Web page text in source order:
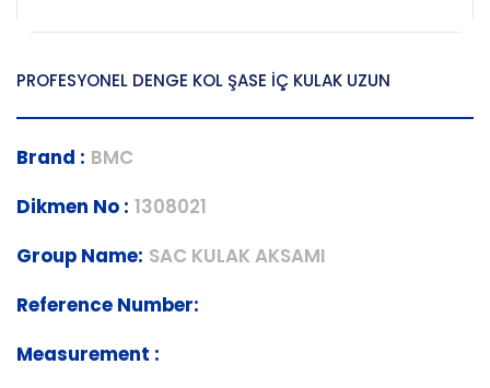
PROFESYONEL DENGE KOL ŞASE İÇ KULAK UZUN
Brand : BMC
Dikmen No : 1308021
Group Name: SAC KULAK AKSAMI
Reference Number:
Measurement :